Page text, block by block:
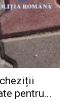
pentru...